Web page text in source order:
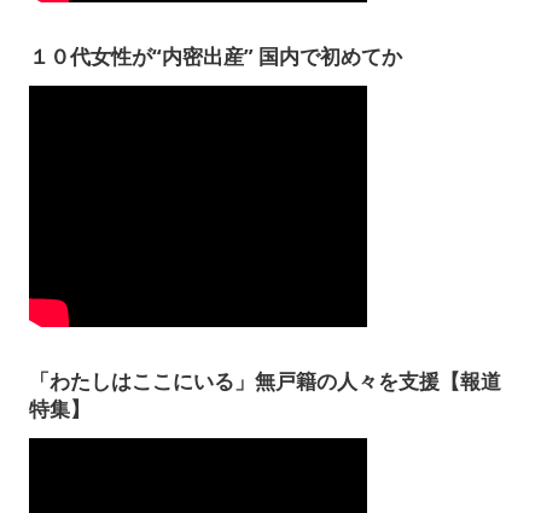
１０代女性が“内密出産” 国内で初めてか
「わたしはここにいる」無戸籍の人々を支援【報道
特集】